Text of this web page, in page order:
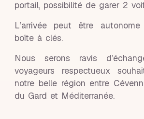
portail, possibilité de garer 2
L’arrivée peut être
boîte à clés.
Nous serons ravis
voyageurs respectueux
notre belle région entre
du Gard et Méditerranée.